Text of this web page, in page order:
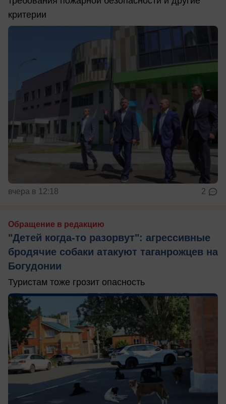
критерии
вчера в 12:18 2
Обращение в редакцию
"Детей когда-то разорвут": агрессивные
бродячие собаки атакуют таганрожцев на
Богудонии
Туристам тоже грозит опасность